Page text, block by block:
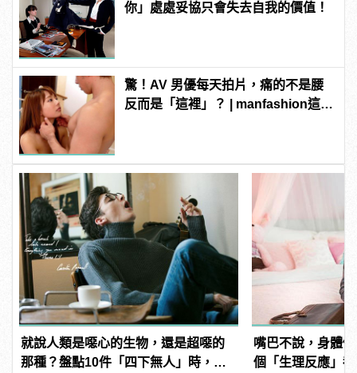
你」處處妥協只會失去自我的價值！
驚！AV 男優每天拍片，痛的不是腰
反而是「這裡」？ | manfashion這樣
就說人類是噁心的生物，還是超噁的
那種？盤點10件「四下無人」時，男
嘴巴不說，身體
個「生理反應」